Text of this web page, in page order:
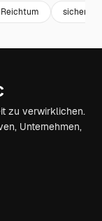
Reichtum sichern
zu verwirklichen.
Unternehmen,